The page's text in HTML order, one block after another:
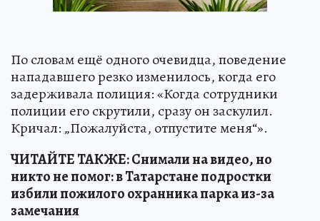
По словам ещё одного очевидца, поведение
нападавшего резко изменилось, когда его
задерживала полиция: «Когда сотрудники
полиции его скрутили, сразу он заскулил.
Кричал: „Пожалуйста, отпустите меня“».
ЧИТАЙТЕ ТАКЖЕ: Снимали на видео, но
никто не помог: в Татарстане подростки
избили пожилого охранника парка из-за
замечания